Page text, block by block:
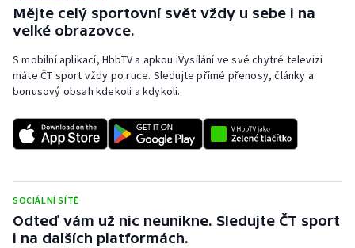
Mějte celý sportovní svět vždy u sebe i na
velké obrazovce.
S mobilní aplikací, HbbTV a apkou iVysílání ve své chytré televizi
máte ČT sport vždy po ruce. Sledujte přímé přenosy, články a
bonusový obsah kdekoli a kdykoli.
SOCIÁLNÍ SÍTĚ
Odteď vám už nic neunikne. Sledujte ČT sport
i na dalších platformách.